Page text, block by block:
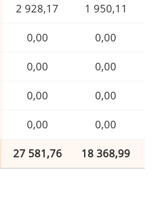
2 928,17 1 950,11
0,00 0,00
0,00 0,00
0,00 0,00
0,00 0,00
27 581,76 18 368,99